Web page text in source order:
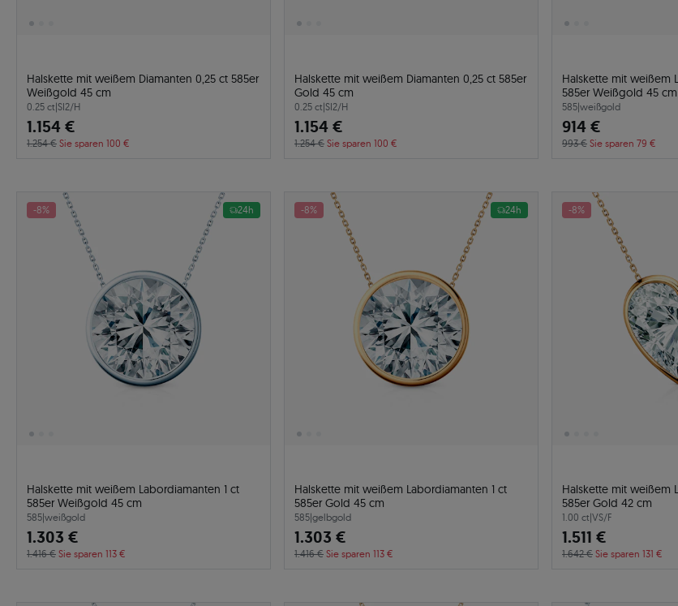
Halskette mit weißem Diamanten 0,25 ct 585er
Weißgold 45 cm
0.25 ct|SI2/H
1.154 €
1.254 € Sie sparen 100 €
Halskette mit weißem Diamanten 0,25 ct 585er
Gold 45 cm
0.25 ct|SI2/H
1.154 €
1.254 € Sie sparen 100 €
Halskette mit weißem
585er Weißgold 45 cm
585|weißgold
914 €
993 € Sie sparen 79 €
-8% 24h
Halskette mit weißem Labordiamanten 1 ct
585er Weißgold 45 cm
585|weißgold
1.303 €
1.416 € Sie sparen 113 €
-8% 24h
Halskette mit weißem Labordiamanten 1 ct
585er Gold 45 cm
585|gelbgold
1.303 €
1.416 € Sie sparen 113 €
-8%
Halskette mit weißem
585er Gold 42 cm
1.00 ct|VS/F
1.511 €
1.642 € Sie sparen 131 €